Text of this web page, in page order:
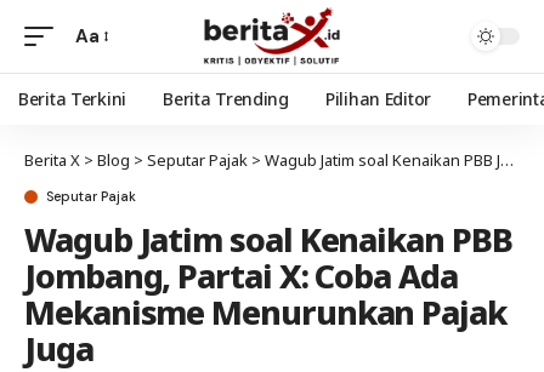
Aa
Berita Terkini Berita Trending Pilihan Editor
Berita X > Blog > Seputar Pajak > Wagub Jatim soal Kenaikan PBB Jombang, Partai X: Coba Ada Mekanisme Menurunkan Pajak Juga
Seputar Pajak
Wagub Jatim soal Kenaikan PBB
Jombang, Partai X: Coba Ada
Mekanisme Menurunkan Pajak
Juga